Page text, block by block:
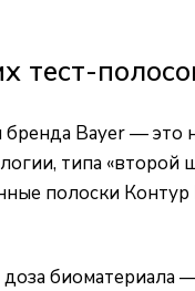
тест-
Bayer —
типа «второй
полоски
биоматериала